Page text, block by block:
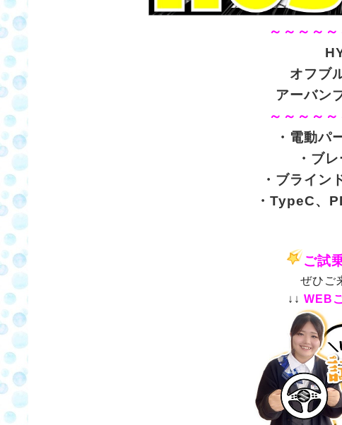
～～～～
オフブ
アーバン
～～～～
・電動パ
・ブ
・ブライン
・TypeC、
ご試
ぜひご
↓↓ WEB